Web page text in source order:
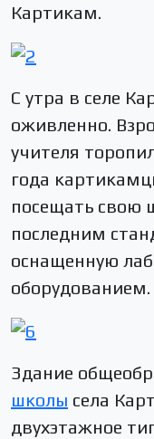
Картикам.
С утра в селе
оживленно.
учителя
года
посещать свою
последним
оснащенную
оборудованием.
Здание
школы села
двухэтажное